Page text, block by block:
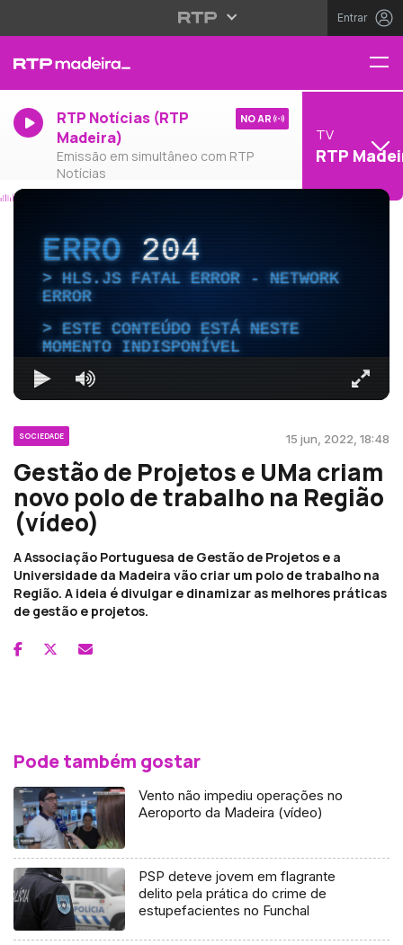
Entrar
RTP Notícias (RTP
Madeira)
Emissão em simultâneo com RTP
Notícias
NO AR
TV
RTP
ERRO204
HLS.JS FATAL ERROR - NETWORK
ERROR
ESTE CONTEÚDO ESTÁ NESTE
MOMENTO INDISPONÍVEL
SOCIEDADE 15 jun, 2022, 18:48
Gestão de Projetos e UMa criam
novo polo de trabalho na Região
(vídeo)
A Associação Portuguesa de Gestão de Projetos e a
Universidade da Madeira vão criar um polo de trabalho na
Região. A ideia é divulgar e dinamizar as melhores práticas
de gestão e projetos.
Pode também gostar
Vento não impediu operações no
Aeroporto da Madeira (vídeo)
PSP deteve jovem em flagrante
delito pela prática do crime de
estupefacientes no Funchal